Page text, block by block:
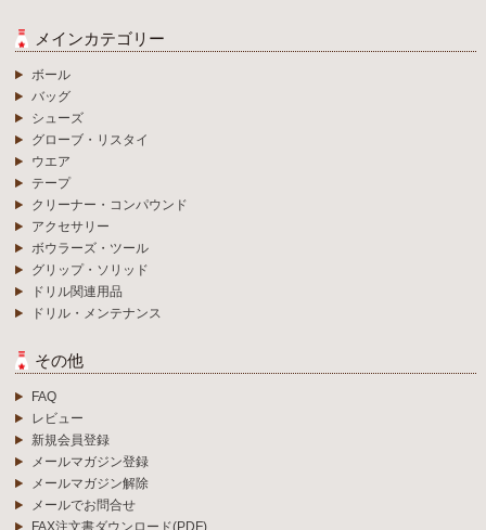
メインカテゴリー
ボール
バッグ
シューズ
グローブ・リスタイ
ウエア
テープ
クリーナー・コンパウンド
アクセサリー
ボウラーズ・ツール
グリップ・ソリッド
ドリル関連用品
ドリル・メンテナンス
その他
FAQ
レビュー
新規会員登録
メールマガジン登録
メールマガジン解除
メールでお問合せ
FAX注文書ダウンロード(PDF)